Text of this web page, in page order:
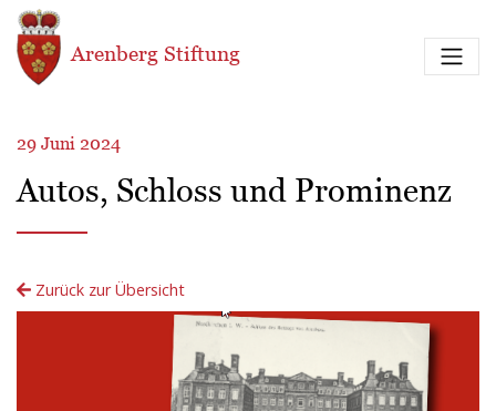
Direkt zum Inhalt
Arenberg Stiftung
29 Juni 2024
Autos, Schloss und Prominenz
Zurück zur Übersicht